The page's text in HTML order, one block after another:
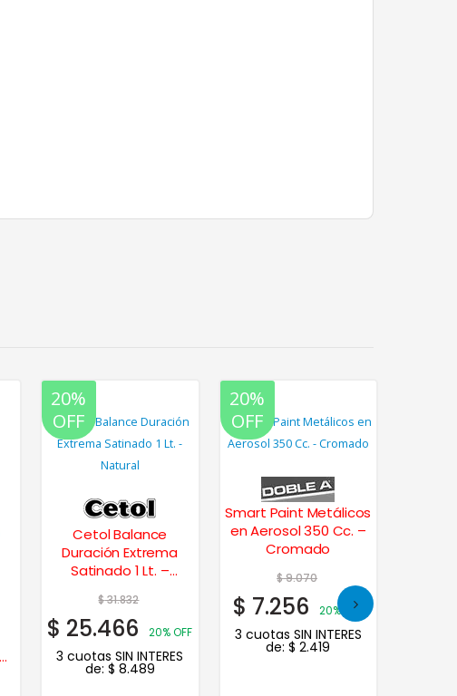
20%
OFF
Cetol Balance
Duración Extrema
Satinado 1 Lt. –
$31.832
$ 25.466 20% OFF
3 cuotas SIN INTERES
de: $ 8.489
20%
OFF
Smart Paint Metálicos
en Aerosol 350 Cc. –
Cromado
$9.070
$ 7.256 20% OFF
3 cuotas SIN INTERES
de:$ 2.419